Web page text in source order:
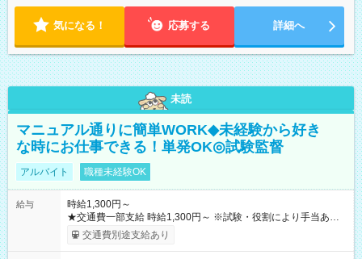
気になる！ 応募する 詳細へ
未読
マニュアル通りに簡単WORK◆未経験から好き
な時にお仕事できる！単発OK◎試験監督
アルバイト 職種未経験OK
給与
時給1,300円～
★交通費一部支給 時給1,300円～ ※試験・役割により手当あり
※勤務回数により昇給あり 【即給（前払い）オプションあ
り！】 希望される場合、勤務から1週間ほどで給与の一部を受け
交通費別途支給あり